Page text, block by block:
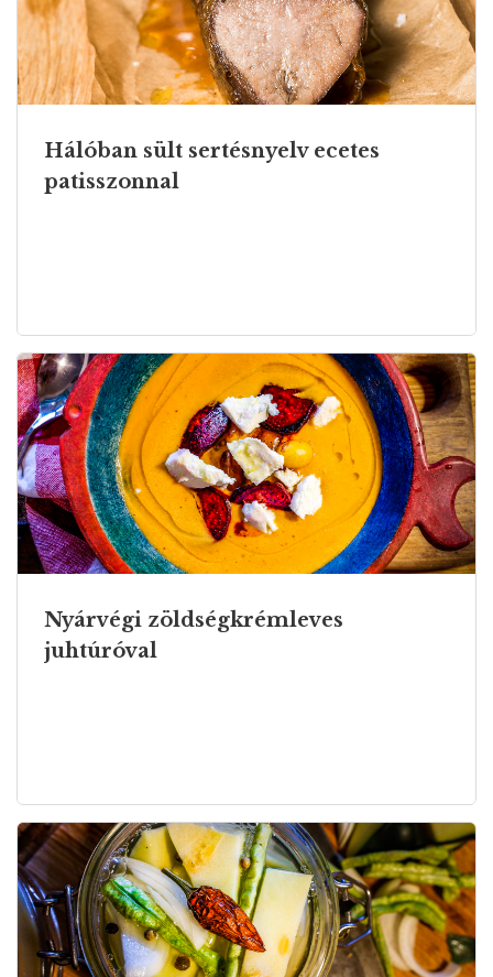
Hálóban sült sertésnyelv ecetes
patisszonnal
Nyárvégi zöldségkrémleves
juhtúróval